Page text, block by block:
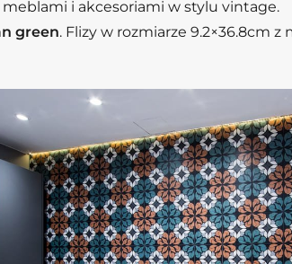
i akcesoriami w stylu vintage.
green. Flizy w rozmiarze 9.2×36.8cm z